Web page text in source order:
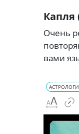
Капля
Очень
вами